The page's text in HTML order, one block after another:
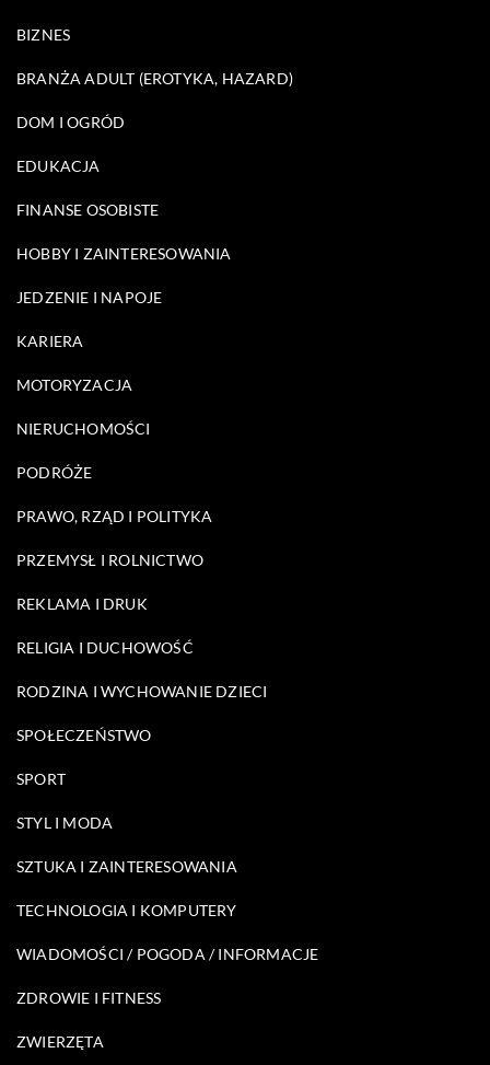
BIZNES
BRANŻA ADULT (EROTYKA, HAZARD)
DOM I OGRÓD
EDUKACJA
FINANSE OSOBISTE
HOBBY I ZAINTERESOWANIA
JEDZENIE I NAPOJE
KARIERA
MOTORYZACJA
NIERUCHOMOŚCI
PODRÓŻE
PRAWO, RZĄD I POLITYKA
PRZEMYSŁ I ROLNICTWO
REKLAMA I DRUK
RELIGIA I DUCHOWOŚĆ
RODZINA I WYCHOWANIE DZIECI
SPOŁECZEŃSTWO
SPORT
STYL I MODA
SZTUKA I ZAINTERESOWANIA
TECHNOLOGIA I KOMPUTERY
WIADOMOŚCI / POGODA / INFORMACJE
ZDROWIE I FITNESS
ZWIERZĘTA